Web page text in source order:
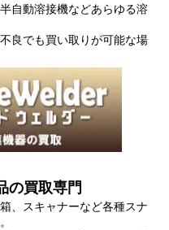
自動溶接機などあらゆる溶
良でも買い取りが可能な場
の買取専門
、スキャナーなど各種スナ